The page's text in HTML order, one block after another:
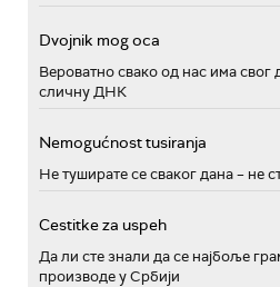
Dvojnik mog oca
Вероватно свако од нас има свог
сличну ДНК
Nemogućnost tusiranja
Не туширате се сваког дана – не
Cestitke za uspeh
Да ли сте знали да се најбоље
производе у Србији